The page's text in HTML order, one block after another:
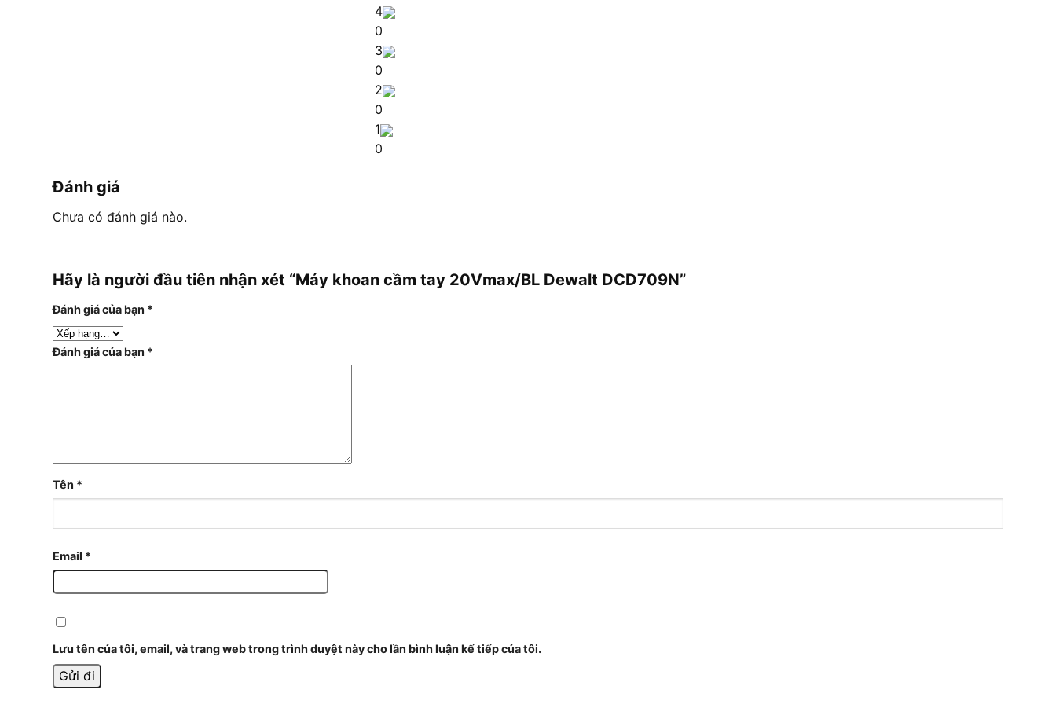
4
0
3
0
2
0
1
0
Đánh giá
Chưa có đánh giá nào.
Hãy là người đầu tiên nhận xét “Máy khoan cầm tay 20Vmax/BL Dewalt DCD709N”
Đánh giá của bạn *
Đánh giá của bạn *
Tên *
Email *
Lưu tên của tôi, email, và trang web trong trình duyệt này cho lần bình luận kế tiếp của tôi.